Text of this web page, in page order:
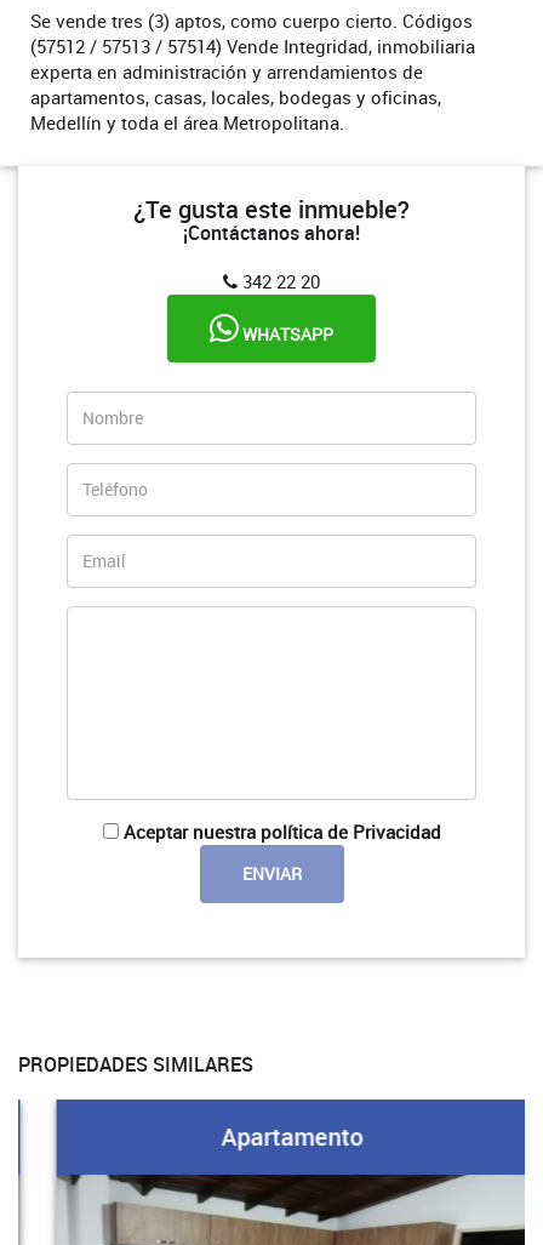
Se vende tres (3) aptos, como cuerpo cierto. Códigos
(57512 / 57513 / 57514) Vende Integridad, inmobiliaria
experta en administración y arrendamientos de
apartamentos, casas, locales, bodegas y oficinas,
Medellín y toda el área Metropolitana.
¿Te gusta este inmueble?
¡Contáctanos ahora!
342 22 20
WHATSAPP
Aceptar nuestra política de Privacidad
PROPIEDADES SIMILARES
Apartamento